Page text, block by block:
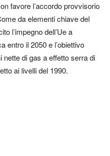
favore l’accordo provvisorio
da elementi chiave del
l’impegno dell’Ue a
entro il 2050 e l’obiettivo
di gas a effetto serra di
ai livelli del 1990.